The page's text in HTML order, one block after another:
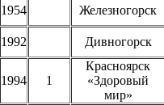
1954 Железногорск
1992 Дивногорск
1994 1
Красноярск
«Здоровый
мир»